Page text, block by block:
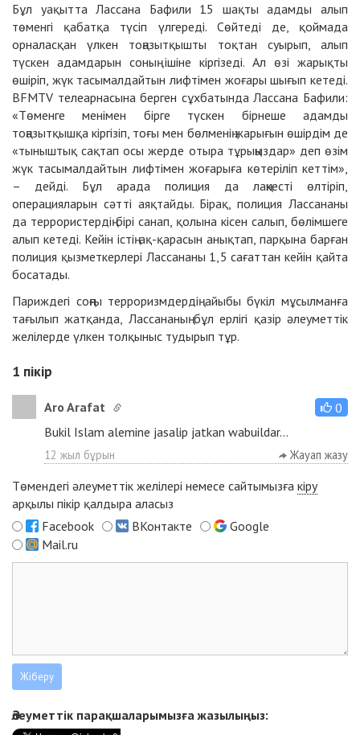
Бұл уақытта Лассана Бафили 15 шақты адамды алып
төменгі қабатқа түсіп үлгереді. Сөйтеді де, қоймада
орналасқан үлкен тоңазытқышты тоқтан суырып, алып
түскен адамдарын соның ішіне кіргізеді. Ал өзі жарықты
өшіріп, жүк тасымалдайтын лифтімен жоғары шығып кетеді.
BFMTV телеарнасына берген сұхбатында Лассана Бафили:
«Төменге менімен бірге түскен бірнеше адамды
тоңазытқышқа кіргізіп, тоғы мен бөлменің жарығын өшірдім де
«тыныштық сақтап осы жерде отыра тұрыңыздар» деп өзім
жүк тасымалдайтын лифтімен жоғарыға көтеріліп кеттім»,
– дейді. Бұл арада полиция да лаңкесті өлтіріп,
операцияларын сәтті аяқтайды. Бірақ, полиция Лассананы
да террористердің бірі санап, қолына кісен салып, бөлімшеге
алып кетеді. Кейін істің ақ-қарасын анықтап, парқына барған
полиция қызметкерлері Лассананы 1,5 сағаттан кейін қайта
босатады.
Париждегі соңғы терроризмдердің айыбы бүкіл мұсылманға
тағылып жатқанда, Лассананың бұл ерлігі қазір әлеуметтік
желілерде үлкен толқыныс тудырып тұр.
1 пікір
Aro Arafat
0
Bukil Islam alemine jasalip jatkan wabuildar...
12 жыл бұрын Жауап жазу
Төмендегі әлеуметтік желілері немесе сайтымызға кіру
арқылы пікір қалдыра аласыз
Facebook
ВКонтакте
Google
Mail.ru
Әлеуметтік парақшаларымызға жазылыңыз: